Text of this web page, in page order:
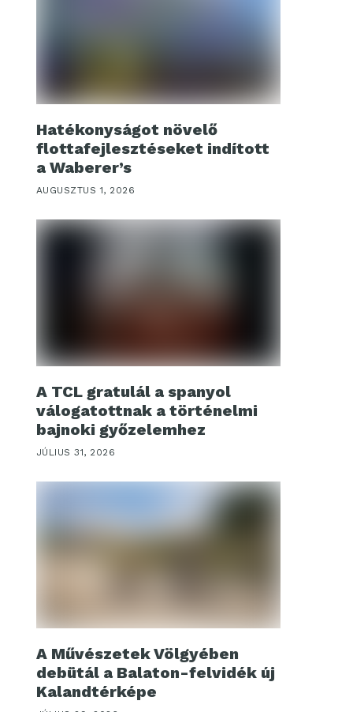
Hatékonyságot növelő
flottafejlesztéseket indított
a Waberer’s
AUGUSZTUS 1, 2026
A TCL gratulál a spanyol
válogatottnak a történelmi
bajnoki győzelemhez
JÚLIUS 31, 2026
A Művészetek Völgyében
debütál a Balaton-felvidék új
Kalandtérképe